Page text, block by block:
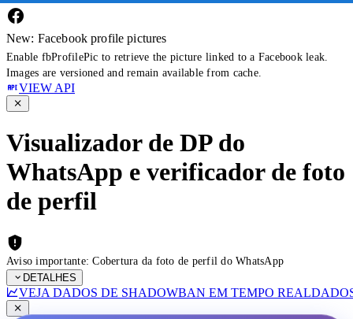
New: Facebook profile pictures
Enable fbProfilePic to retrieve the picture linked to a Facebook leak.
Images are versioned and remain available from cache.
VIEW API
Visualizador de DP do
WhatsApp e verificador de foto
de perfil
Aviso importante: Cobertura da foto de perfil do WhatsApp
DETALHES
VEJA DADOS DE SHADOWBAN EM TEMPO REAL